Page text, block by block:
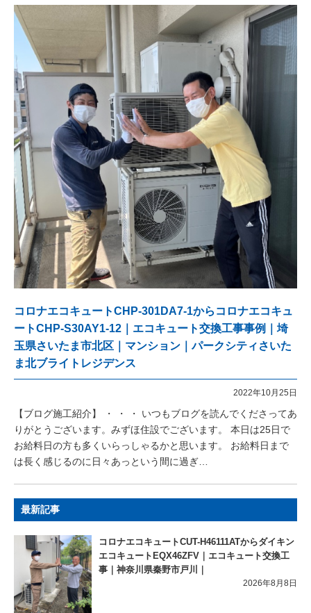
コロナエコキュートCHP-301DA7-1からコロナエコキュ
ートCHP-S30AY1-12｜エコキュート交換工事事例｜埼
玉県さいたま市北区｜マンション｜パークシティさいた
ま北ブライトレジデンス
2022年10月25日
【ブログ施工紹介】 ・ ・ ・ いつもブログを読んでくださってあ
りがとうございます。みずほ住設でございます。 本日は25日で
お給料日の方も多くいらっしゃるかと思います。 お給料日まで
は長く感じるのに日々あっという間に過ぎ…
最新記事
コロナエコキュートCUT-H46111ATからダイキン
エコキュートEQX46ZFV｜エコキュート交換工
事｜神奈川県秦野市戸川｜
2026年8月8日